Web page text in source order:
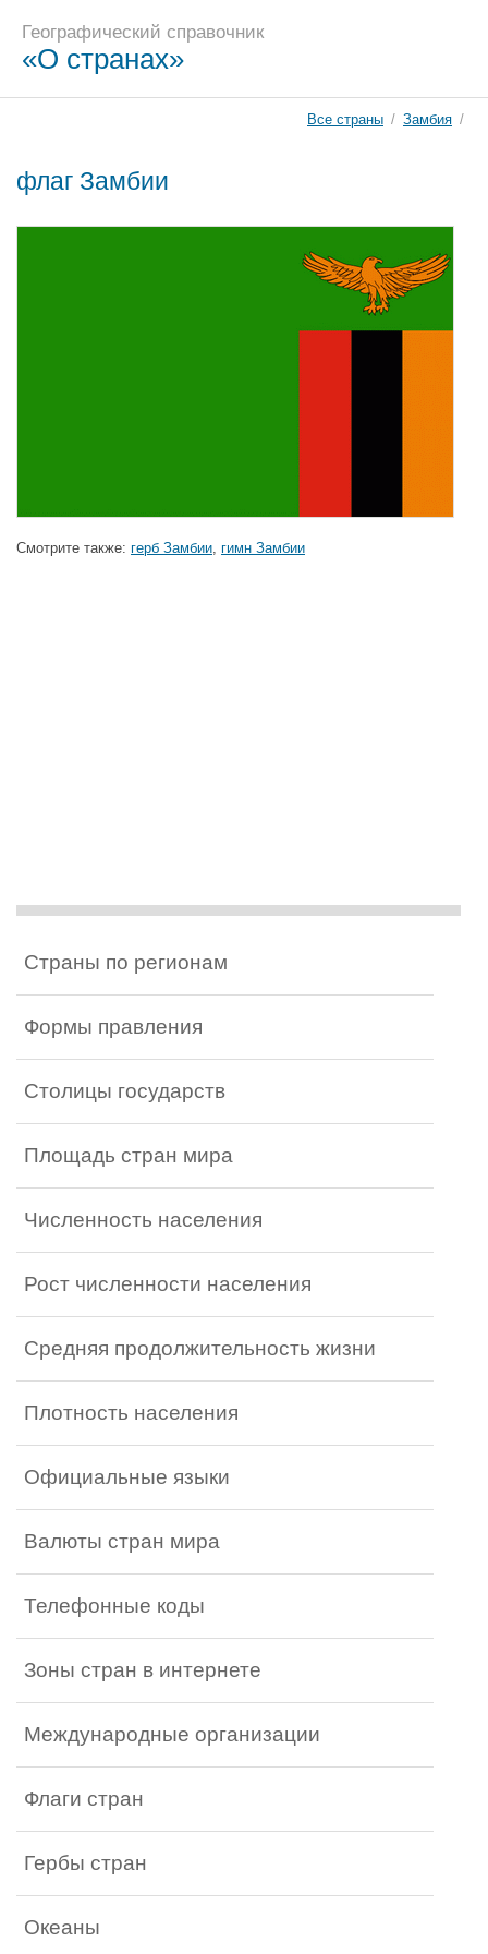
Географический справочник
«О странах»
Все страны / Замбия /
флаг Замбии
Смотрите также: герб Замбии, гимн Замбии
Страны по регионам
Формы правления
Столицы государств
Площадь стран мира
Численность населения
Рост численности населения
Средняя продолжительность жизни
Плотность населения
Официальные языки
Валюты стран мира
Телефонные коды
Зоны стран в интернете
Международные организации
Флаги стран
Гербы стран
Океаны